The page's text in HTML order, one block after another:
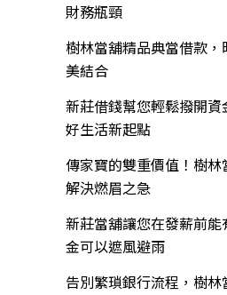
財務瓶頸
樹林當舖精品典當借款
美結合
新莊借錢幫您輕鬆撥開
好生活新起點
傳家寶的雙重價值！樹
解決燃眉之急
新莊當舖讓您在發薪前能
金可以遮風避雨
告別繁瑣銀行流程，樹